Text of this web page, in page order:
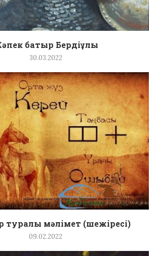
батыр Бердіұлы
30.03.2022
туралы мәлімет (шежіресі)
09.02.2022